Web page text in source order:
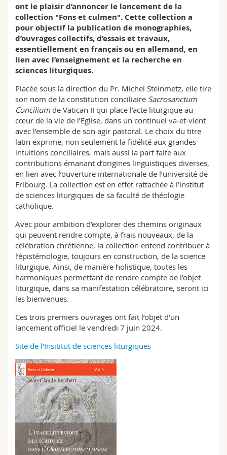
Math.-Nat. und Med. Fak.
Interfakultär
Mitarbeitende
Doktorierende
Webmail
Vorlesungsverzeichnis
MyUnifr
ont le plaisir d’annoncer le lancement de la
collection "Fons et culmen". Cette collection a
pour objectif la publication de monographies,
d’ouvrages collectifs, d’essais et travaux,
essentiellement en français ou en allemand, en
lien avec l’enseignement et la recherche en
sciences liturgiques.
Placée sous la direction du Pr. Michel Steinmetz, elle tire
son nom de la constitution conciliaire Sacrosanctum
Conciliumde Vatican II qui place l’acte liturgique au
cœur de la vie de l’Eglise, dans un continuel va-et-vient
avec l’ensemble de son agir pastoral. Le choix du titre
latin exprime, non seulement la fidélité aux grandes
intuitions conciliaires, mais aussi la part faite aux
contributions émanant d’origines linguistiques diverses,
en lien avec l’ouverture internationale de l’université de
Fribourg. La collection est en effet rattachée à l’institut
de sciences liturgiques de sa faculté de théologie
catholique.
Avec pour ambition d’explorer des chemins originaux
qui peuvent rendre compte, à frais nouveaux, de la
célébration chrétienne, la collection entend contribuer à
l’épistémologie, toujours en construction, de la science
liturgique. Ainsi, de manière holistique, toutes les
harmoniques permettant de rendre compte de l’objet
liturgique, dans sa manifestation célébratoire, seront ici
les bienvenues.
Ces trois premiers ouvrages ont fait l’objet d’un
lancement officiel le vendredi 7 juin 2024.
Site de l'Insititut de sciences liturgiques